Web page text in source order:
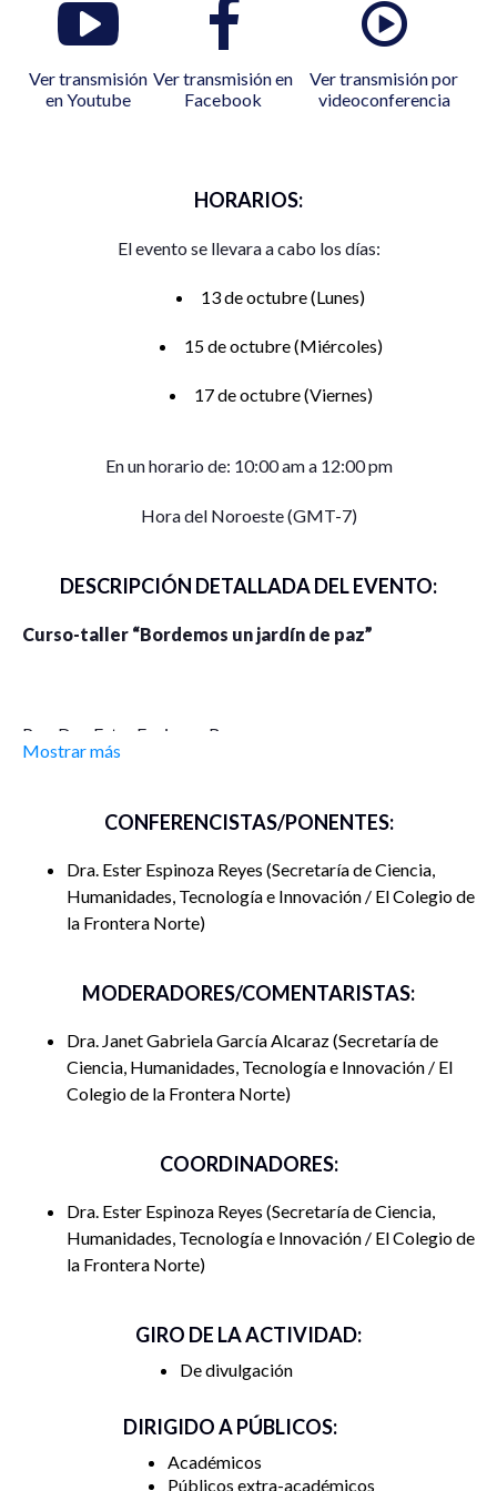
Ver transmisión
en Youtube
Ver transmisión en
Facebook
Ver transmisión por
videoconferencia
HORARIOS:
El evento se llevara a cabo los días:
13 de octubre (Lunes)
15 de octubre (Miércoles)
17 de octubre (Viernes)
En un horario de: 10:00 am a 12:00 pm
Hora del Noroeste (GMT-7)
DESCRIPCIÓN DETALLADA DEL EVENTO:
Curso-taller “Bordemos un jardín de paz”
Por: Dra. Ester Espinoza Reyes
Introducción
Bordemos un jardín de paz es un curso-taller de carácter
teórico-práctico compuesto por tres sesiones de dos horas
cada una. Combina la reflexión y el diálogo sobre conceptos
través de la elaboración de un muestrario y un ejercicio de
feminista, se propone un espacio sensible y comunitario —
en modalidad virtual— donde teoría y práctica se entrelazan
para estimular la creatividad y la expresión personal. Al
pieza textil propia que represente sus reflexiones sobre la
Bastidor de bordado (15–20 cm de diámetro).
Hilos de algodón en varios colores.
Mostrar más
CONFERENCISTAS/PONENTES:
Dra. Ester Espinoza Reyes Secretaría de Ciencia,
Humanidades, Tecnología e Innovación / El Colegio de
la Frontera Norte
MODERADORES/COMENTARISTAS:
Dra. Janet Gabriela García Alcaraz Secretaría de
Ciencia, Humanidades, Tecnología e Innovación / El
Colegio de la Frontera Norte
COORDINADORES:
Dra. Ester Espinoza Reyes Secretaría de Ciencia,
Humanidades, Tecnología e Innovación / El Colegio de
la Frontera Norte
GIRO DE LA ACTIVIDAD:
De divulgación
DIRIGIDO A PÚBLICOS:
Académicos
Públicos extra-académicos